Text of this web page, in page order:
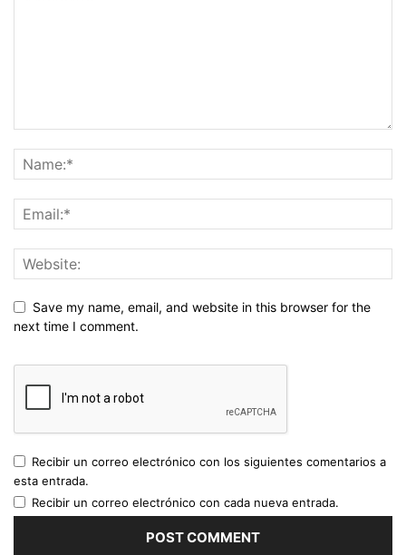
Save my name, email, and website in this browser for the
next time I comment.
Recibir un correo electrónico con los siguientes comentarios a
esta entrada.
Recibir un correo electrónico con cada nueva entrada.